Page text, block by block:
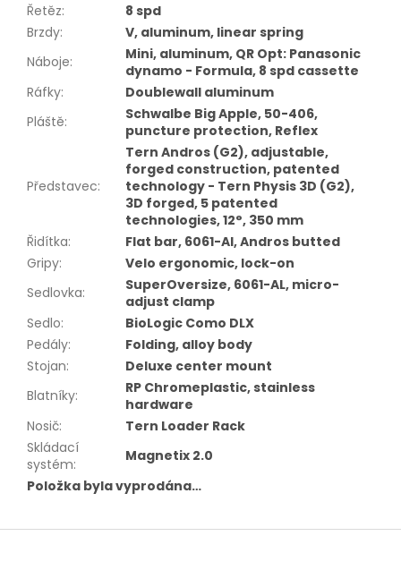
Řetěz:
8 spd
Brzdy:
V, aluminum, linear spring
Náboje:
Mini, aluminum, QR Opt: Panasonic
dynamo - Formula, 8 spd cassette
Ráfky:
Doublewall aluminum
Pláště:
Schwalbe Big Apple, 50-406,
puncture protection, Reflex
Představec:
Tern Andros (G2), adjustable,
forged construction, patented
technology - Tern Physis 3D (G2),
3D forged, 5 patented
technologies, 12°, 350 mm
Řidítka:
Flat bar, 6061-Al, Andros butted
Gripy:
Velo ergonomic, lock-on
Sedlovka:
SuperOversize, 6061-AL, micro-
adjust clamp
Sedlo:
BioLogic Como DLX
Pedály:
Folding, alloy body
Stojan:
Deluxe center mount
Blatníky:
RP Chromeplastic, stainless
hardware
Nosič:
Tern Loader Rack
Skládací
systém:
Magnetix 2.0
Položka byla vyprodána…
Z